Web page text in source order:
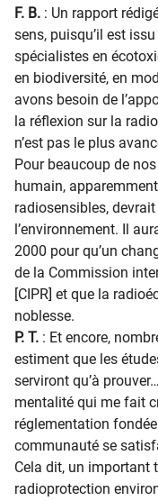
F. B. : Un rapport
sens, puisqu’il est
spécialistes en
en biodiversité, en
avons besoin de
la réflexion sur la
n’est pas le plus
Pour beaucoup de
humain,
radiosensibles,
l’environnement. Il
2000 pour qu’un
de la Commission
[CIPR] et que la
noblesse.
P. T. : Et encore,
estiment que les
serviront qu’à
mentalité qui me fait
réglementation
communauté se
Cela dit, un important
radioprotection